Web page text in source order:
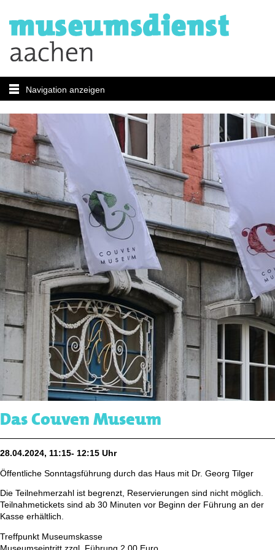
Navigation anzeigen
Das Couven Museum
28.04.2024, 11:15- 12:15 Uhr
Öffentliche Sonntagsführung durch das Haus mit Dr. Georg Tilger
Die Teilnehmerzahl ist begrenzt, Reservierungen sind nicht möglich.
Teilnahmetickets sind ab 30 Minuten vor Beginn der Führung an der
Kasse erhältlich.
Treffpunkt Museumskasse